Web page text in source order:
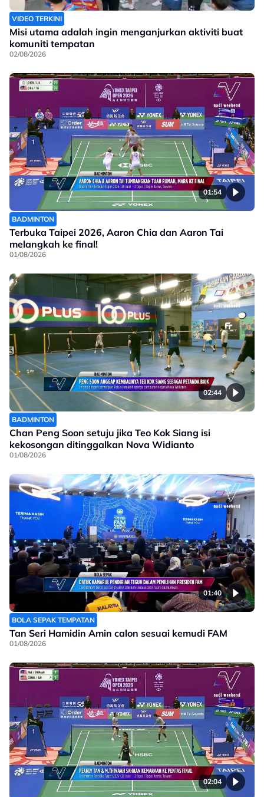
VIDEO TERKINI
Misi utama adalah ingin menganjurkan aktiviti buat
komuniti tempatan
02/08/2026
01:54
BADMINTON
Terbuka Taipei 2026, Aaron Chia dan Aaron Tai
melangkah ke final!
01/08/2026
02:44
BADMINTON
Chan Peng Soon setuju jika Teo Kok Siang isi
kekosongan ditinggalkan Nova Widianto
01/08/2026
01:40
BOLA SEPAK TEMPATAN
Tan Seri Hamidin Amin calon sesuai kemudi FAM
01/08/2026
02:04